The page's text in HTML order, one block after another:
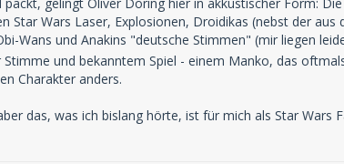
Star Wars Laser, Explosionen, Droidikas (nebst der
Wans und Anakins "deutsche Stimmen" (mir liegen
und bekanntem Spiel - einem Manko, das
Charakter anders.
das, was ich bislang hörte, ist für mich als Star Wars